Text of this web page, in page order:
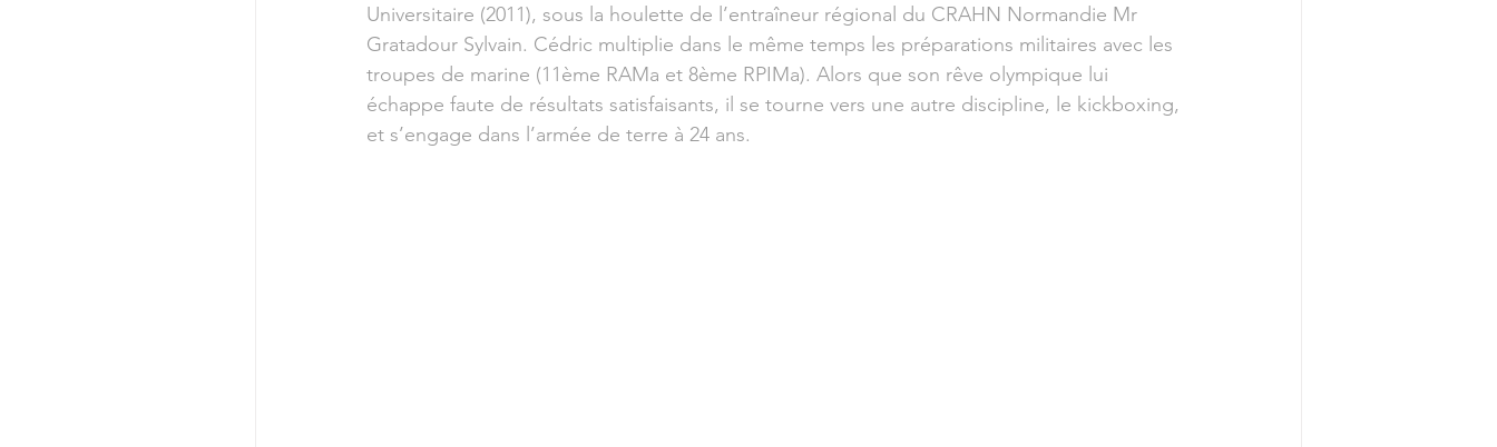
Universitaire (2011), sous la houlette de l’entraîneur régional du CRAHN Normandie Mr
Gratadour Sylvain. Cédric multiplie dans le même temps les préparations militaires avec les
troupes de marine (11ème RAMa et 8ème RPIMa). Alors que son rêve olympique lui
échappe faute de résultats satisfaisants, il se tourne vers une autre discipline, le kickboxing,
et s’engage dans l’armée de terre à 24 ans.